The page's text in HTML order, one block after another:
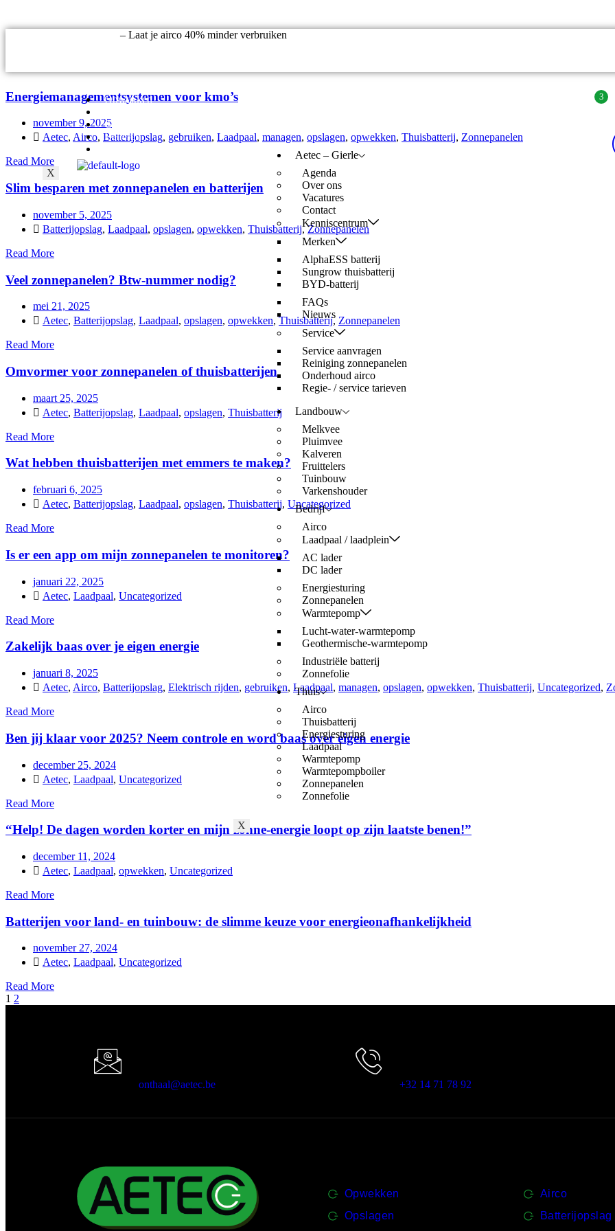
– Laat je airco 40% minder verbruiken
Opwekken
Gebruiken
Beheren
X
3
Aetec – Gierle
Agenda
Over ons
Vacatures
Contact
Kenniscentrum
Merken
AlphaESS batterij
Sungrow thuisbatterij
BYD-batterij
FAQs
Nieuws
Service
Service aanvragen
Reiniging zonnepanelen
Onderhoud airco
Regie- / service tarieven
Landbouw
Melkvee
Pluimvee
Kalveren
Fruittelers
Tuinbouw
Varkenshouder
Bedrijf
Airco
Laadpaal / laadplein
AC lader
DC lader
Energiesturing
Zonnepanelen
Warmtepomp
Lucht-water-warmtepomp
Geothermische-warmtepomp
Industriële batterij
Zonnefolie
Thuis
Airco
Thuisbatterij
Energiesturing
Laadpaal
Warmtepomp
Warmtepompboiler
Zonnepanelen
Zonnefolie
X
Energiemanagementsystemen voor kmo’s
november 9, 2025
Aetec, Airco, Batterijopslag, gebruiken, Laadpaal, managen, opslagen, opwekken, Thuisbatterij, Zonnepanelen
Read More
Slim besparen met zonnepanelen en batterijen
november 5, 2025
Batterijopslag, Laadpaal, opslagen, opwekken, Thuisbatterij,Zonnepanelen
Read More
Veel zonnepanelen? Btw-nummer nodig?
mei 21, 2025
Aetec, Batterijopslag, Laadpaal, opslagen, opwekken,Thuisbatterij, Zonnepanelen
Read More
Omvormer voor zonnepanelen of thuisbatterijen
maart 25, 2025
Aetec, Batterijopslag, Laadpaal, opslagen, Thuisbatterij
Read More
Wat hebben thuisbatterijen met emmers te maken?
februari 6, 2025
Aetec, Batterijopslag, Laadpaal, opslagen, Thuisbatterij, Uncategorized
Read More
Is er een app om mijn zonnepanelen te monitoren?
januari 22, 2025
Aetec, Laadpaal, Uncategorized
Read More
Zakelijk baas over je eigen energie
januari 8, 2025
Aetec, Airco, Batterijopslag, Elektrisch rijden, gebruiken, Laadpaal, managen, opslagen, opwekken, Thuisbatterij, Uncategorized,
Read More
Ben jij klaar voor 2025? Neem controle en word baas over eigen energie
december 25, 2024
Aetec, Laadpaal, Uncategorized
Read More
“Help! De dagen worden korter en mijn zonne-energie loopt op zijn laatste benen!”
december 11, 2024
Aetec, Laadpaal, opwekken, Uncategorized
Read More
Batterijen voor land- en tuinbouw: de slimme keuze voor energieonafhankelijkheid
november 27, 2024
Aetec, Laadpaal, Uncategorized
Read More
1 2
onthaal@aetec.be +32 14 71 78 92
Opwekken
Opslagen
Airco
Batterijopslag